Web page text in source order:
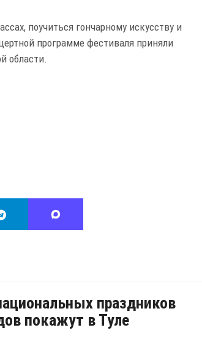
поучиться гончарному искусству и
программе фестиваля приняли
области.
праздников
покажут в Туле